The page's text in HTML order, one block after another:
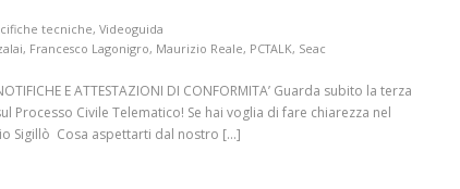
tecniche, Videoguida
, Francesco Lagonigro, Maurizio Reale, PCTALK, Seac
E ATTESTAZIONI DI CONFORMITA’ Guarda subito la terza
Processo Civile Telematico! Se hai voglia di fare chiarezza nel
Sigillò Cosa aspettarti dal nostro […]